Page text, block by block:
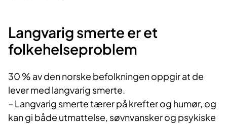
Langvarig smerte er et
folkehelseproblem
30 % av den norske befolkningen oppgir at de
lever med langvarig smerte.
– Langvarig smerte tærer på krefter og humør, og
kan gi både utmattelse, søvnvansker og psykiske